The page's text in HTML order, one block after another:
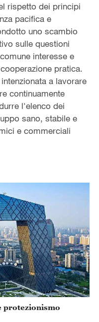
rispetto dei principi
pacifica e
uno scambio
sulle questioni
interesse e
pratica.
a lavorare
continuamente
l'elenco dei
sano, stabile e
e commerciali
protezionismo